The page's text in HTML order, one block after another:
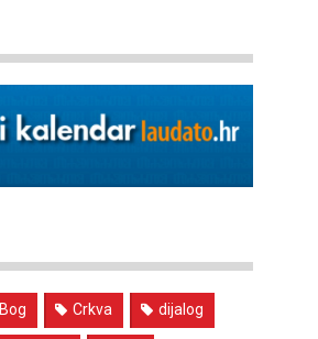
Bog Crkva dijalog